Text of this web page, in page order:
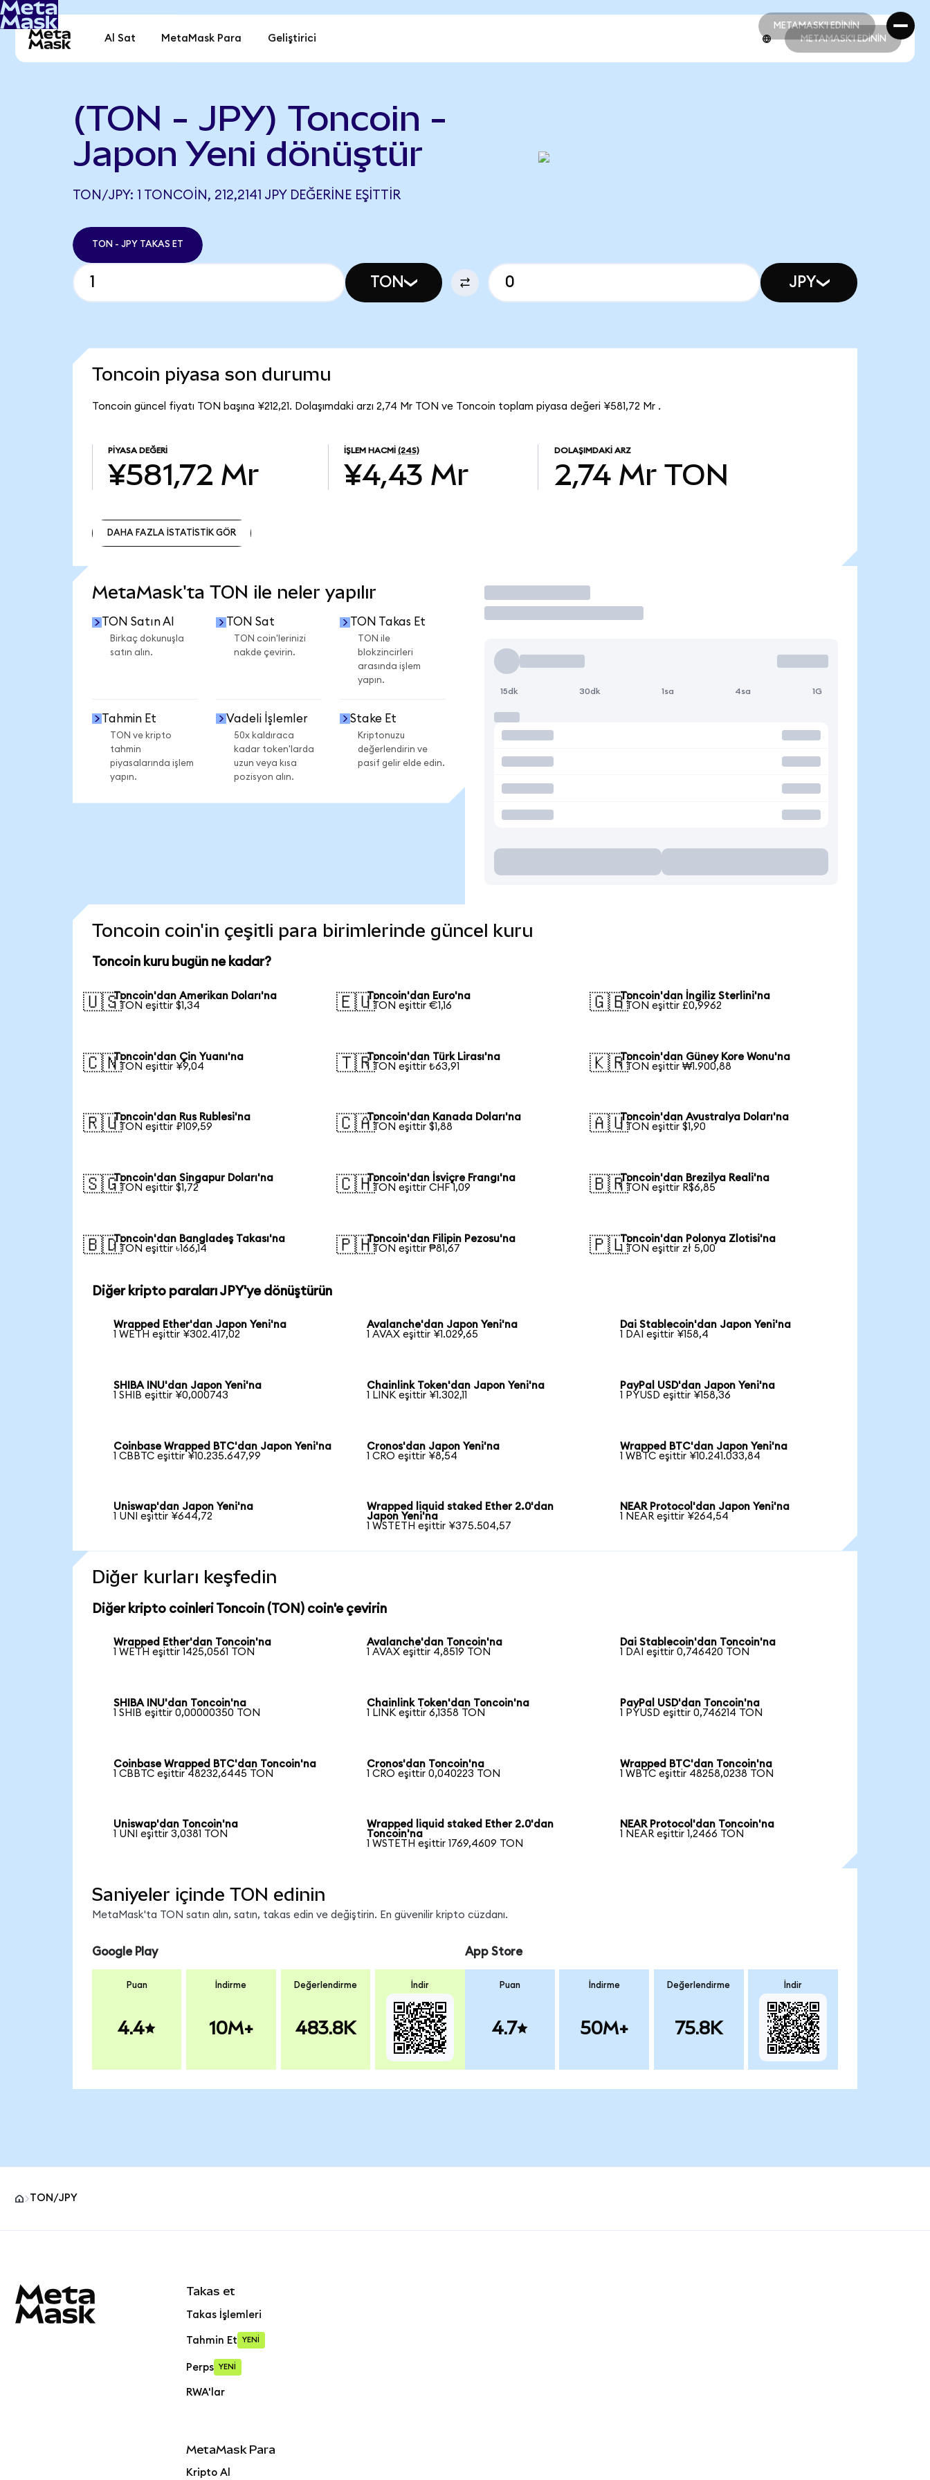
METAMASK'I EDİNİN
METAMASK'I EDİNİN
Al Sat MetaMask Para Geliştirici METAMASK'I EDİNİN
(TON - JPY) Toncoin -
Japon Yeni dönüştür
TON/JPY: 1 TONCOIN, 212,2141 JPY DEĞERINE EŞITTIR
TON - JPY TAKAS ET
TON JPY
Toncoin piyasa son durumu
Toncoin güncel fiyatı TON başına ¥212,21. Dolaşımdaki arzı 2,74 Mr TON ve Toncoin toplam piyasa değeri ¥581,72 Mr .
PIYASA DEĞERI
¥581,72 Mr
İŞLEM HACMI (24S)
¥4,43 Mr
DOLAŞIMDAKI ARZ
2,74 Mr TON
DAHA FAZLA İSTATİSTİK GÖR
MetaMask'ta TON ile neler yapılır
TON Satın Al
Birkaç dokunuşla
satın alın.
TON Sat
TON coin'lerinizi
nakde çevirin.
TON Takas Et
TON ile
blokzincirleri
arasında işlem
yapın.
Tahmin Et
TON ve kripto
tahmin
piyasalarında işlem
yapın.
Vadeli İşlemler
50x kaldıraca
kadar token'larda
uzun veya kısa
pozisyon alın.
Stake Et
Kriptonuzu
değerlendirin ve
pasif gelir elde edin.
İşlem Yap
15dk 30dk 1sa 4sa 1G
Toncoin coin'in çeşitli para birimlerinde güncel kuru
Toncoin kuru bugün ne kadar?
🇺🇸Toncoin'dan Amerikan Doları'na
1 TON eşittir $1,34
🇪🇺Toncoin'dan Euro'na
1 TON eşittir €1,16
🇬🇧Toncoin'dan İngiliz Sterlini'na
1 TON eşittir £0,9962
🇨🇳Toncoin'dan Çin Yuanı'na
1 TON eşittir ¥9,04
🇹🇷Toncoin'dan Türk Lirası'na
1 TON eşittir ₺63,91
🇰🇷Toncoin'dan Güney Kore Wonu'na
1 TON eşittir ₩1.900,88
🇷🇺Toncoin'dan Rus Rublesi'na
1 TON eşittir ₽109,59
🇨🇦Toncoin'dan Kanada Doları'na
1 TON eşittir $1,88
🇦🇺Toncoin'dan Avustralya Doları'na
1 TON eşittir $1,90
🇸🇬Toncoin'dan Singapur Doları'na
1 TON eşittir $1,72
🇨🇭Toncoin'dan İsviçre Frangı'na
1 TON eşittir CHF 1,09
🇧🇷Toncoin'dan Brezilya Reali'na
1 TON eşittir R$6,85
🇧🇩Toncoin'dan Bangladeş Takası'na
1 TON eşittir ৳166,14
🇵🇭Toncoin'dan Filipin Pezosu'na
1 TON eşittir ₱81,67
🇵🇱Toncoin'dan Polonya Zlotisi'na
1 TON eşittir zł 5,00
Diğer kripto paraları JPY'ye dönüştürün
Wrapped Ether'dan Japon Yeni'na
1 WETH eşittir ¥302.417,02
Avalanche'dan Japon Yeni'na
1 AVAX eşittir ¥1.029,65
Dai Stablecoin'dan Japon Yeni'na
1 DAI eşittir ¥158,4
SHIBA INU'dan Japon Yeni'na
1 SHIB eşittir ¥0,000743
Chainlink Token'dan Japon Yeni'na
1 LINK eşittir ¥1.302,11
PayPal USD'dan Japon Yeni'na
1 PYUSD eşittir ¥158,36
Coinbase Wrapped BTC'dan Japon Yeni'na
1 CBBTC eşittir ¥10.235.647,99
Cronos'dan Japon Yeni'na
1 CRO eşittir ¥8,54
Wrapped BTC'dan Japon Yeni'na
1 WBTC eşittir ¥10.241.033,84
Uniswap'dan Japon Yeni'na
1 UNI eşittir ¥644,72
Wrapped liquid staked Ether 2.0'dan
Japon Yeni'na
1 WSTETH eşittir ¥375.504,57
NEAR Protocol'dan Japon Yeni'na
1 NEAR eşittir ¥264,54
Diğer kurları keşfedin
Diğer kripto coinleri Toncoin (TON) coin'e çevirin
Wrapped Ether'dan Toncoin'na
1 WETH eşittir 1425,0561 TON
Avalanche'dan Toncoin'na
1 AVAX eşittir 4,8519 TON
Dai Stablecoin'dan Toncoin'na
1 DAI eşittir 0,746420 TON
SHIBA INU'dan Toncoin'na
1 SHIB eşittir 0,00000350 TON
Chainlink Token'dan Toncoin'na
1 LINK eşittir 6,1358 TON
PayPal USD'dan Toncoin'na
1 PYUSD eşittir 0,746214 TON
Coinbase Wrapped BTC'dan Toncoin'na
1 CBBTC eşittir 48232,6445 TON
Cronos'dan Toncoin'na
1 CRO eşittir 0,040223 TON
Wrapped BTC'dan Toncoin'na
1 WBTC eşittir 48258,0238 TON
Uniswap'dan Toncoin'na
1 UNI eşittir 3,0381 TON
Wrapped liquid staked Ether 2.0'dan
Toncoin'na
1 WSTETH eşittir 1769,4609 TON
NEAR Protocol'dan Toncoin'na
1 NEAR eşittir 1,2466 TON
Saniyeler içinde TON edinin
MetaMask'ta TON satın alın, satın, takas edin ve değiştirin. En güvenilir kripto cüzdanı.
Google Play
Puan
4.4
İndirme
10M+
Değerlendirme
483.8K
İndir
App Store
Puan
4.7
İndirme
50M+
Değerlendirme
75.8K
İndir
TON/JPY
Takas et
Takas İşlemleri
Tahmin Et YENİ
Perps YENİ
RWA'lar
MetaMask Para
Kripto Al